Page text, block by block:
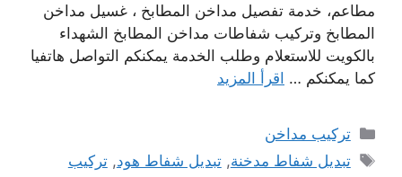
مطاعم، خدمة تفصيل مداخن المطابخ ، غسيل مداخن
المطابخ وتركيب شفاطات مداخن المطابخ الشهداء
بالكويت للاستعلام وطلب الخدمة يمكنكم التواصل هاتفيا
كما يمكنكم … اقرأ المزيد
التصنيفات
تركيب مداخن
الوسوم
تبديل شفاط مدخنة,تبديل شفاط هود,تركيب